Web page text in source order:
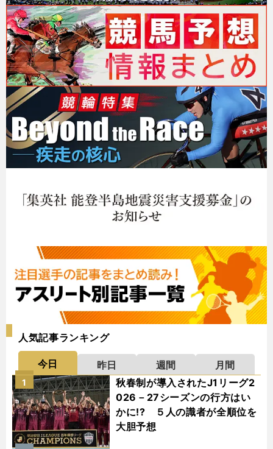
人気記事ランキング
今日 昨日 週間
月間
秋春制が導入されたJ1リーグ2
026－27シーズンの行方はい
かに!? ５人の識者が全順位を
大胆予想
1